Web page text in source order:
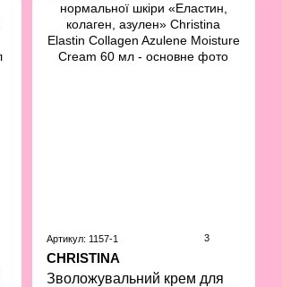
Артикул: 1157-1 3
CHRISTINA
Зволожувальний крем для